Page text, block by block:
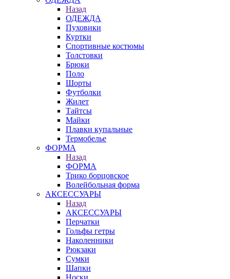
Назад
ОДЕЖДА
Пуховики
Куртки
Спортивные костюмы
Толстовки
Брюки
Поло
Шорты
Футболки
Жилет
Тайтсы
Майки
Плавки купальные
Термобелье
ФОРМА
Назад
ФОРМА
Трико борцовское
Волейбольная форма
АКСЕССУАРЫ
Назад
АКСЕССУАРЫ
Перчатки
Гольфы гетры
Наколенники
Рюкзаки
Сумки
Шапки